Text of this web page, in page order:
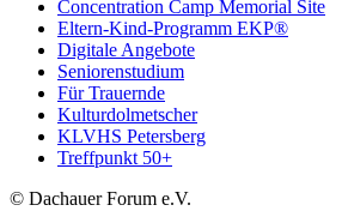
Concentration Camp Memorial Site
Eltern-Kind-Programm EKP®
Digitale Angebote
Seniorenstudium
Für Trauernde
Kulturdolmetscher
KLVHS Petersberg
Treffpunkt 50+
© Dachauer Forum e.V.